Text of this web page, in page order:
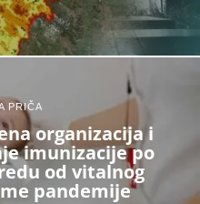
PRIČA
organizacija i
imunizacije po
od vitalnog
pandemije